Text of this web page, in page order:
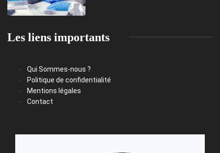
Les liens importants
Qui Sommes-nous ?
Politique de confidentialité
Mentions légales
Contact